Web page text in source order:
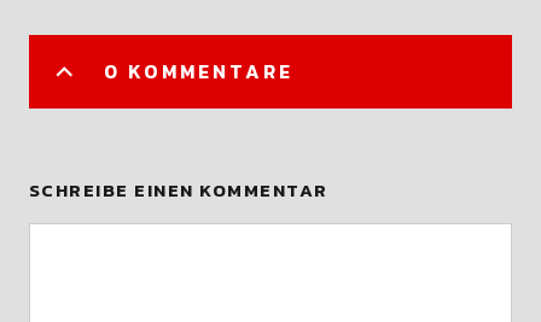
0 KOMMENTARE
SCHREIBE EINEN KOMMENTAR